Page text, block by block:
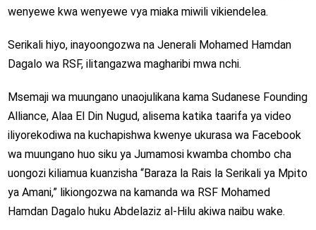
wenyewe kwa wenyewe vya miaka miwili vikiendelea.
Serikali hiyo, inayoongozwa na Jenerali Mohamed Hamdan
Dagalo wa RSF, ilitangazwa magharibi mwa nchi.
Msemaji wa muungano unaojulikana kama Sudanese Founding
Alliance, Alaa El Din Nugud, alisema katika taarifa ya video
iliyorekodiwa na kuchapishwa kwenye ukurasa wa Facebook
wa muungano huo siku ya Jumamosi kwamba chombo cha
uongozi kiliamua kuanzisha “Baraza la Rais la Serikali ya Mpito
ya Amani,” likiongozwa na kamanda wa RSF Mohamed
Hamdan Dagalo huku Abdelaziz al-Hilu akiwa naibu wake.